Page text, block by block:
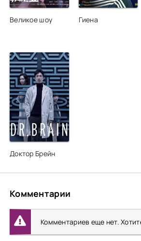
Великое шоу Гиена
Доктор Брейн
Комментарии
Комментариев еще нет.